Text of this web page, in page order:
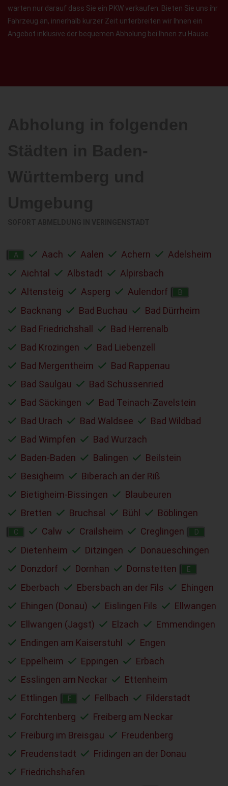
warten nur darauf dass Sie ein PKW verkaufen. Bieten Sie uns ihr
Fahrzeug an, innerhalb kurzer Zeit unterbreiten wir Ihnen ein
Angebot inklusive der bequemen Abholung bei Ihnen zu Hause.
A Aach Aalen Achern
Adelsheim
Aichtal
Albstadt
Alpirsbach
Altensteig
Asperg Aulendorf B
Backnang Bad Buchau
Bad Dürrheim
Bad Friedrichshall
Bad Herrenalb
Bad Krozingen
Bad Liebenzell
Bad Mergentheim
Bad Rappenau
Bad Saulgau
Bad Schussenried
Bad Säckingen
Bad Teinach-Zavelstein
Bad Urach
Bad Waldsee
Bad Wildbad
Bad Wimpfen
Bad Wurzach
Baden-Baden
Balingen
Beilstein
Besigheim
Biberach an der Riß
Bietigheim-Bissingen
Blaubeuren
Bretten
Bruchsal Bühl Böblingen
C Calw Crailsheim Creglingen D
Dietenheim Ditzingen
Donaueschingen
Donzdorf
Dornhan Dornstetten E
Eberbach Ebersbach an der Fils
Ehingen
Ehingen (Donau)
Eislingen Fils
Ellwangen
Ellwangen (Jagst)
Elzach
Emmendingen
Endingen am Kaiserstuhl
Engen
Eppelheim
Eppingen
Erbach
Esslingen am Neckar
Ettenheim
Ettlingen
F Fellbach
Filderstadt
Forchtenberg
Freiberg am Neckar
Freiburg im Breisgau
Freudenberg
Freudenstadt
Fridingen an der Donau
Friedrichshafen